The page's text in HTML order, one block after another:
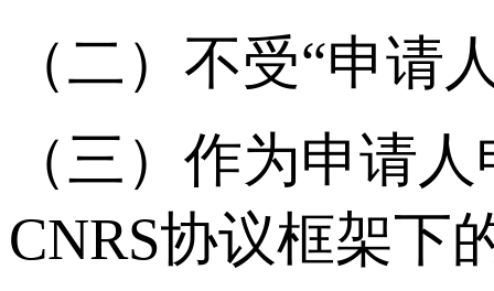
（二）不受“申请
（三）作为申请
CNRS协议框架下